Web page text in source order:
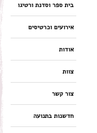
בית ספר וסדנת ורטיגו
אירועים וכרטיסים
אודות
צוות
צור קשר
חדשנות בתנועה